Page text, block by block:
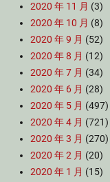
2020 年 11 月 (3)
2020 年 10 月 (8)
2020 年 9 月 (52)
2020 年 8 月 (12)
2020 年 7 月 (34)
2020 年 6 月 (28)
2020 年 5 月 (497)
2020 年 4 月 (721)
2020 年 3 月 (270)
2020 年 2 月 (20)
2020 年 1 月 (15)